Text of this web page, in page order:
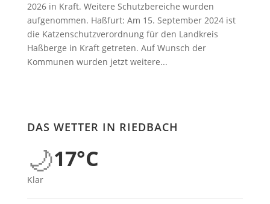
2026 in Kraft. Weitere Schutzbereiche wurden
aufgenommen. Haßfurt: Am 15. September 2024 ist
die Katzenschutzverordnung für den Landkreis
Haßberge in Kraft getreten. Auf Wunsch der
Kommunen wurden jetzt weitere...
DAS WETTER IN RIEDBACH
🌙17°C
Klar